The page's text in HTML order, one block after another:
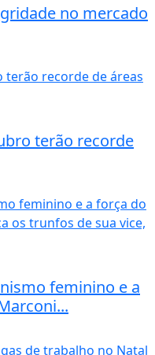
no mercado
terão recorde
feminino e a